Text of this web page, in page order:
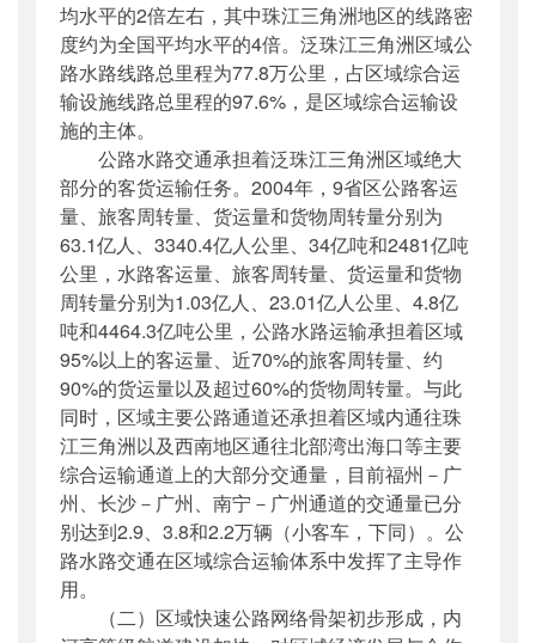
均水平的2倍左右，其中珠江三角洲地区的线路密
度约为全国平均水平的4倍。泛珠江三角洲区域公
路水路线路总里程为77.8万公里，占区域综合运
输设施线路总里程的97.6%，是区域综合运输设
施的主体。
公路水路交通承担着泛珠江三角洲区域绝大
部分的客货运输任务。2004年，9省区公路客运
量、旅客周转量、货运量和货物周转量分别为
63.1亿人、3340.4亿人公里、34亿吨和2481亿吨
公里，水路客运量、旅客周转量、货运量和货物
周转量分别为1.03亿人、23.01亿人公里、4.8亿
吨和4464.3亿吨公里，公路水路运输承担着区域
95%以上的客运量、近70%的旅客周转量、约
90%的货运量以及超过60%的货物周转量。与此
同时，区域主要公路通道还承担着区域内通往珠
江三角洲以及西南地区通往北部湾出海口等主要
综合运输通道上的大部分交通量，目前福州－广
州、长沙－广州、南宁－广州通道的交通量已分
别达到2.9、3.8和2.2万辆（小客车，下同）。公
路水路交通在区域综合运输体系中发挥了主导作
用。
（二）区域快速公路网络骨架初步形成，内